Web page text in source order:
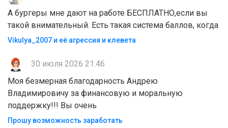
А бургеры мне дают на работе БЕСПЛАТНО,если вы
такой внимательный. Есть такая система баллов, когда
Vikulya_2007 и её агрессия и клевета
30 июля 2026 21:46
Моя безмерная благодарность Андрею
Владимировичу за финансовую и моральную
поддержку!!! Вы очень
Прошу возможность заработать